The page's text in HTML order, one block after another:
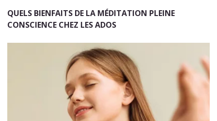
QUELS BIENFAITS DE LA MÉDITATION PLEINE
CONSCIENCE CHEZ LES ADOS